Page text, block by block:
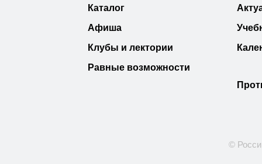
Каталог
Афиша
Клубы и лектории
Равные возможности
©